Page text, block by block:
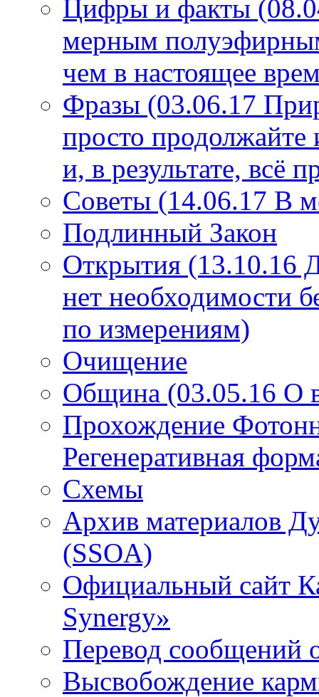
Цифры и факты
мерным
чем в настоящее
Фразы (03.06.17
просто продолжайте
и, в результате, всё
Советы (14.06.17 В
Подлинный Закон
Открытия (13.10.16
нет необходимости
по измерениям)
Очищение
Община (03.05.16 О
Прохождение
Регенеративная
Схемы
Архив материалов
(SSOA)
Официальный сайт
Synergy»
Перевод сообщений
Высвобождение